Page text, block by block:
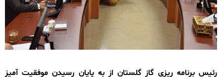
رئیس برنامه ریزی گاز گلستان از به پایان رسیدن موفقیت آمیز